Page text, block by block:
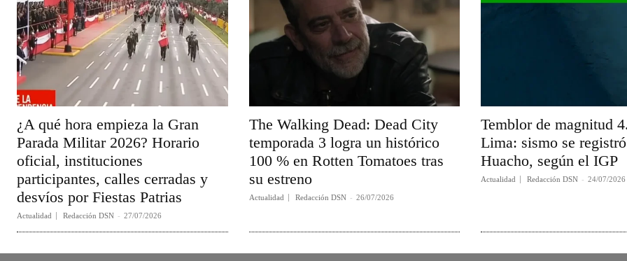
¿A qué hora empieza la Gran
Parada Militar 2026? Horario
oficial, instituciones
participantes, calles cerradas y
desvíos por Fiestas Patrias
Actualidad Redacción DSN - 27/07/2026
The Walking Dead: Dead City
temporada 3 logra un histórico
100 % en Rotten Tomatoes tras
su estreno
Actualidad Redacción DSN - 26/07/2026
Temblor de magnitud
Lima: sismo se
Huacho, según el IGP
Actualidad Redacción DSN - 24/07/2026